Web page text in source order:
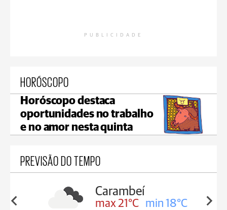
PUBLICIDADE
HORÓSCOPO
Horóscopo destaca
oportunidades no trabalho
e no amor nesta quinta
PREVISÃO DO TEMPO
19°C
Carambeí
max 21°C min 18°C